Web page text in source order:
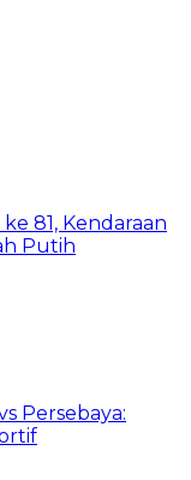
81, Kendaraan
Putih
Persebaya: